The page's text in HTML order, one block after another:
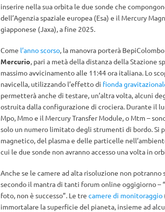
inserire nella sua orbita le due sonde che
dell’Agenzia spaziale europea (Esa) e il Mercury
giapponese (Jaxa), a fine 2025.
Come l’anno scorso, la manovra porterà
Mercurio, pari a metà della distanza della Stazione
massimo avvicinamento alle 11:44 ora italiana. Lo
navicella, utilizzando l’effetto di fionda
permetterà anche di testare, un’altra volta, alcuni
ostruita dalla configurazione di crociera. Durante il
Mpo, Mmo e il Mercury Transfer Module, o Mtm –
solo un numero limitato degli strumenti di bordo. Si
magnetico, del plasma e delle particelle
cui le due sonde non avranno accesso una volta in
Anche se le camere ad alta risoluzione non
secondo il mantra di tanti forum online oggigiorno – “
foto, non è successo”. Le tre camere di monitoraggio
immortalare la superficie del pianeta, insieme ad